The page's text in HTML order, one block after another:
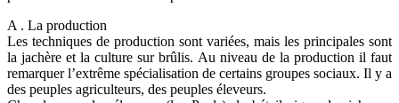
A . La production
Les techniques de production sont variées, mais les principales sont
la jachère et la culture sur brûlis. Au niveau de la production il faut
remarquer l’extrême spécialisation de certains groupes sociaux. Il y a
des peuples agriculteurs, des peuples éleveurs.